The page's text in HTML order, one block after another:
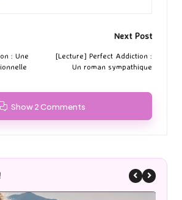
: Une
Next Post
[Lecture] Perfect Addiction :
Un roman sympathique
Show 2 Comments